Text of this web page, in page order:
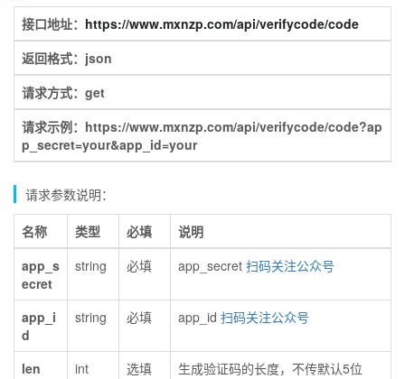
接口地址： https://www.mxnzp.com/api/verifycode/code
返回格式：json
请求方式：get
请求示例：https://www.mxnzp.com/api/verifycode/code?ap
p_secret=your&app_id=your
请求参数说明：
名称 类型 必填
说明
app_s
ecret
string 必填 app_secret 扫码关注公众号
app_i
d
string 必填 app_id 扫码关注公众号
len int 选填
生成验证码的长度，不传默认5位